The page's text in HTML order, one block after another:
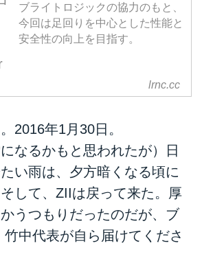
ブライトロジックの協力のもと、
今回は足回りを中心とした性能と
安全性の向上を目指す。
lrnc.cc
2016年1月30日。
なるかもと思われたが）日
い雨は、夕方暗くなる頃に
して、ZIIは戻って来た。厚
うつもりだったのだが、ブ
中代表が自ら届けてくださ